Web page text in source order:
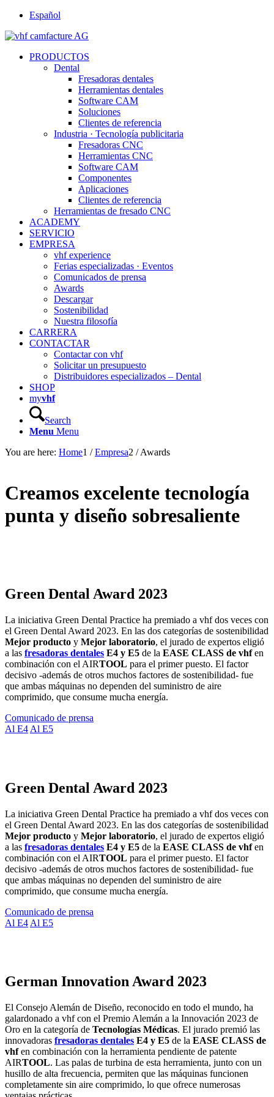
Español
PRODUCTOS
Dental
Fresadoras dentales
Herramientas dentales
Software CAM
Soluciones
Clientes de referencia
Industria · Tecnología publicitaria
Fresadoras CNC
Herramientas CNC
Software CAM
Componentes
Aplicaciones
Clientes de referencia
Herramientas de fresado CNC
ACADEMY
SERVICIO
EMPRESA
vhf experience
Ferias especializadas · Eventos
Comunicados de prensa
Awards
Descargar
Sostenibilidad
Nuestra filosofía
CARRERA
CONTACTAR
Contactar con vhf
Solicitar un presupuesto
Distribuidores especializados – Dental
SHOP
myvhf
Search
Menu Menu
You are here: Home1 / Empresa2 / Awards
Creamos excelente tecnología
punta y diseño sobresaliente
Green Dental Award 2023
La iniciativa Green Dental Practice ha premiado a vhf dos veces con
el Green Dental Award 2023. En las dos categorías de sostenibilidad
Mejor producto y Mejor laboratorio, el jurado de expertos eligió
a las fresadoras dentales E4 y E5 de la EASE CLASS de vhfen
combinación con el AIRTOOL para el primer puesto. El factor
decisivo -además de otros muchos factores de sostenibilidad- fue
que ambas máquinas no dependen del suministro de aire
comprimido, que consume mucha energía.
Comunicado de prensa
Al E4 Al E5
Green Dental Award 2023
La iniciativa Green Dental Practice ha premiado a vhf dos veces con
el Green Dental Award 2023. En las dos categorías de sostenibilidad
Mejor producto y Mejor laboratorio, el jurado de expertos eligió
a las fresadoras dentales E4 y E5 de la EASE CLASS de vhfen
combinación con el AIRTOOL para el primer puesto. El factor
decisivo -además de otros muchos factores de sostenibilidad- fue
que ambas máquinas no dependen del suministro de aire
comprimido, que consume mucha energía.
Comunicado de prensa
Al E4 Al E5
German Innovation Award 2023
El Consejo Alemán de Diseño, reconocido en todo el mundo, ha
galardonado a vhf con el Premio Alemán a la Innovación 2023 de
Oro en la categoría de Tecnologías Médicas. El jurado premió las
innovadoras fresadoras dentales E4 y E5 de la EASE CLASS de
vhfen combinación con la herramienta pendiente de patente
AIRTOOL. Las palas de turbina de esta herramienta, junto con un
husillo de alta frecuencia, permiten que las máquinas funcionen
completamente sin aire comprimido, lo que ofrece numerosas